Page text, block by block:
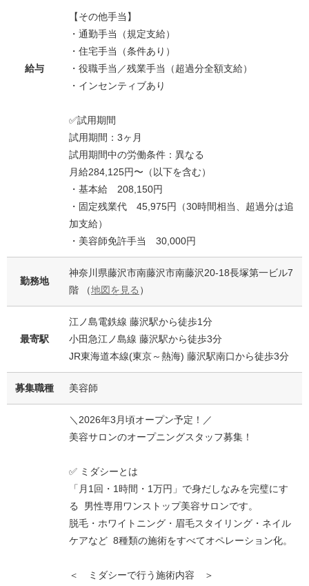
給与
【その他手当】
・通勤手当（規定支給）
・住宅手当（条件あり）
・役職手当／残業手当（超過分全額支給）
・インセンティブあり
✅試用期間
試用期間：3ヶ月
試用期間中の労働条件：異なる
月給284,125円〜（以下を含む）
・基本給 208,150円
・固定残業代 45,975円（30時間相当、超過分は追
加支給）
・美容師免許手当 30,000円
勤務地
神奈川県藤沢市南藤沢市南藤沢20-18長塚第一ビル7
階 （地図を見る ）
最寄駅
江ノ島電鉄線 藤沢駅から徒歩1分
小田急江ノ島線 藤沢駅から徒歩3分
JR東海道本線(東京～熱海) 藤沢駅南口から徒歩3分
募集職種 美容師
＼2026年3月頃オープン予定！／
美容サロンのオープニングスタッフ募集！
✅ ミダシーとは
「月1回・1時間・1万円」で身だしなみを完璧にす
る 男性専用ワンストップ美容サロンです。
脱毛・ホワイトニング・眉毛スタイリング・ネイル
ケアなど 8種類の施術をすべてオペレーション化。
＜ ミダシーで行う施術内容 ＞